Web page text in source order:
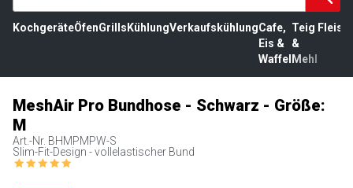
KochgeräteÖfenGrills KühlungVerkaufskühlungCafe,
Eis &
Waffel
Teig
&
Mehl
MeshAir Pro Bundhose - Schwarz - Größe:
M
Art.-Nr. BHMPMPW-S
Slim-Fit-Design - vollelastischer Bund